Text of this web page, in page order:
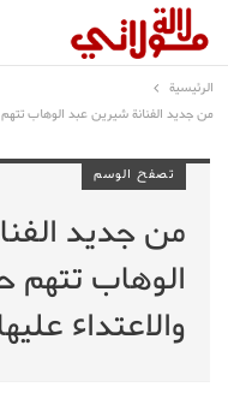
الرئيسية
من جديد الفنانة شيرين عبد الوهاب
تصفح الوسم
من جديد
الوهاب
والاعتداء